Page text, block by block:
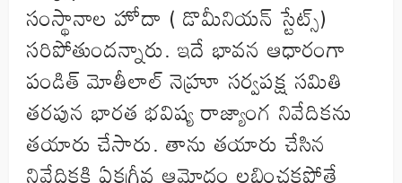
సంస్థానాల హోదా ( డొమీనియన్ స్టేట్స్)
సరిపోతుందన్నారు. ఇదే భావన ఆధారంగా
పండిత్ మోతీలాల్ నెహ్రూ సర్వపక్ష సమితి
తరపున భారత భవిష్య రాజ్యాంగ నివేదికను
తయారు చేసారు. తాను తయారు చేసిన
నివేదికకి ఏకగ్రీవ ఆమోదం లభించకపోతే